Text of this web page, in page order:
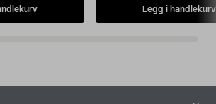
Legg i handlekurv